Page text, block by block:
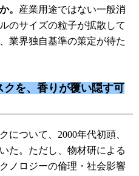
。 産業用途ではない一般消
のサイズの粒子が拡散して
業界独自基準の策定が待た
クを、香りが覆い隠す可
について、2000年代初頭、
た。ただし、物材研による
ノロジーの倫理・社会影響